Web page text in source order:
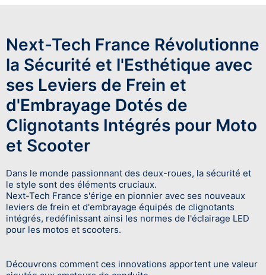
Next-Tech France Révolutionne
la Sécurité et l'Esthétique avec
ses Leviers de Frein et
d'Embrayage Dotés de
Clignotants Intégrés pour Moto
et Scooter
Dans le monde passionnant des deux-roues, la sécurité et
le style sont des éléments cruciaux.
Next-Tech France s'érige en pionnier avec ses nouveaux
leviers de frein et d'embrayage équipés de clignotants
intégrés, redéfinissant ainsi les normes de l'éclairage LED
pour les motos et scooters.
Découvrons comment ces innovations apportent une valeur